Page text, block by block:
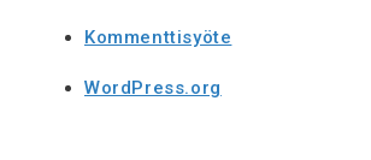
Kommenttisyöte
WordPress.org